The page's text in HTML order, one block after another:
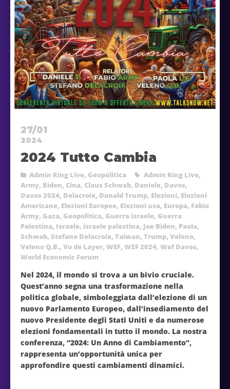
27/01
2024
2024 Tutto Cambia
Admin Ring Live, Geopolitica Admin Ring Live,
Army, Biden, Cina, Claus Schwab, Daniele, Davos,
Davos 2024, Delacroix, Donald Trump, Elezioni, Elezioni
Americane, Elezioni Europee, Elezioni usa, Europa, Fabio
Army, Gaza, Geopolitica, Guerra israele, Guerra
Palestina, Israele, israele palestina, Joe Biden, Paola,
Schwab, Stefano Delacroix, Taiwan, Trump, Veleno,
Veleno Q.B., Vo de Layer, WEF, WEF 2024, Wef Davos,
World Economic Forum
Nel 2024, il mondo si trova a un bivio cruciale.
Quest’anno segna una trasformazione nella
politica globale, simboleggiata dall’elezione di un
nuovo Parlamento Europeo, dall’insediamento del
nuovo Presidente degli Stati Uniti e da numerose
elezioni fondamentali in tutto il mondo. La nostra
conferenza, “2024: Un Anno di Cambiamento”,
rappresenta un’opportunità unica per
approfondire questi cambiamenti dinamici.